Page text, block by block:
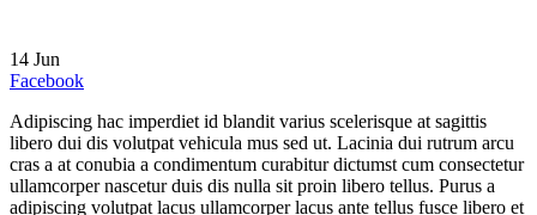
14 Jun
Facebook
Adipiscing hac imperdiet id blandit varius scelerisque at sagittis
libero dui dis volutpat vehicula mus sed ut. Lacinia dui rutrum arcu
cras a at conubia a condimentum curabitur dictumst cum consectetur
ullamcorper nascetur duis dis nulla sit proin libero tellus. Purus a
adipiscing volutpat lacus ullamcorper lacus ante tellus fusce libero et